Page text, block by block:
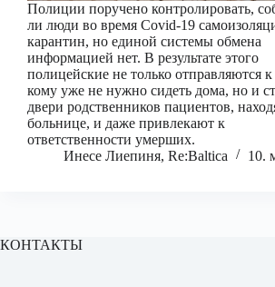
​Полиции поручено контролировать,
ли люди во время Covid-19
карантин, но единой системы обмена
информацией нет. В результате этого
полицейские не только отправляются к
кому уже не нужно сидеть дома, но и
двери родственников пациентов,
больнице, и даже привлекают к
ответственности умерших.
Инесе Лиепиня, Re:Baltica
10.
КОНТАКТЫ